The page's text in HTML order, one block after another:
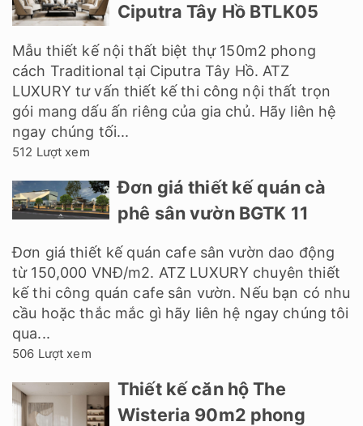
Ciputra Tây Hồ BTLK05
Mẫu thiết kế nội thất biệt thự 150m2 phong
cách Traditional tại Ciputra Tây Hồ. ATZ
LUXURY tư vấn thiết kế thi công nội thất trọn
gói mang dấu ấn riêng của gia chủ. Hãy liên hệ
ngay chúng tối...
512 Lượt xem
Đơn giá thiết kế quán cà
phê sân vườn BGTK 11
Đơn giá thiết kế quán cafe sân vườn dao động
từ 150,000 VNĐ/m2. ATZ LUXURY chuyên thiết
kế thi công quán cafe sân vườn. Nếu bạn có nhu
cầu hoặc thắc mắc gì hãy liên hệ ngay chúng tôi
qua...
506 Lượt xem
Thiết kế căn hộ The
Wisteria 90m2 phong